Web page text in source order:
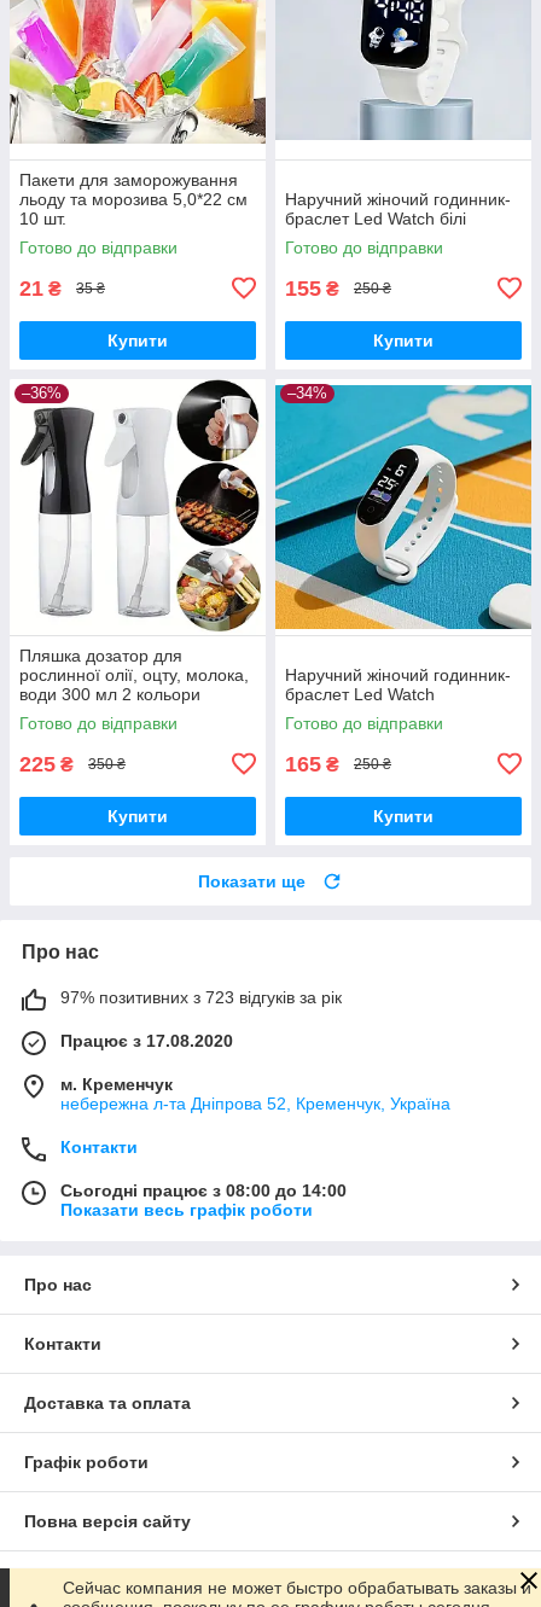
Пакети для заморожування
льоду та морозива 5,0*22 см
10 шт.
Готово до відправки
21 ₴ 35 ₴
Купити
Наручний жіночий годинник-
браслет Led Watch білі
Готово до відправки
155 ₴ 250 ₴
Купити
–36%
Пляшка дозатор для
рослинної олії, оцту, молока,
води 300 мл 2 кольори
Готово до відправки
225 ₴ 350 ₴
Купити
–34%
Наручний жіночий годинник-
браслет Led Watch
Готово до відправки
165 ₴ 250 ₴
Купити
Показати ще
Про нас
97% позитивних з 723 відгуків за рік
Працює з 17.08.2020
м. Кременчук
небережна л-та Дніпрова 52, Кременчук, Україна
Контакти
Сьогодні працює з 08:00 до 14:00
Показати весь графік роботи
Про нас
Контакти
Доставка та оплата
Графік роботи
Повна версія сайту
Сайт створено на маркетплейсі Prom.ua
Сейчас компания не может быстро обрабатывать заказы и